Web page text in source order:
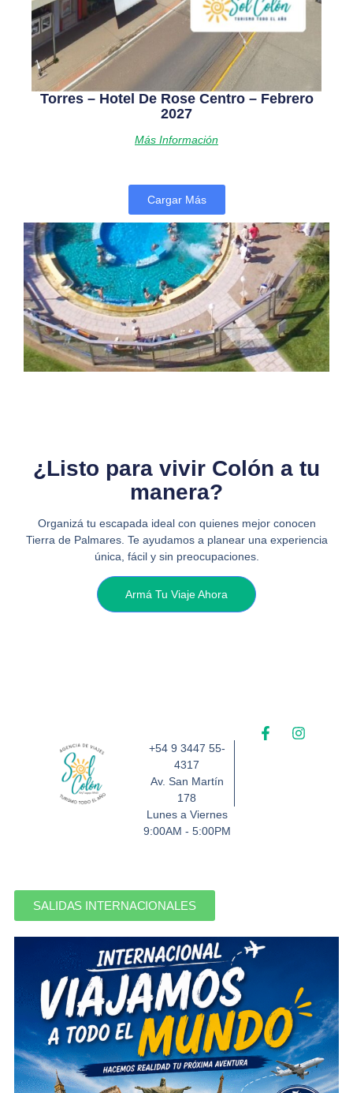
Torres – Hotel De Rose Centro – Febrero
2027
Más Información
Cargar Más
¿Listo para vivir Colón a tu
manera?
Organizá tu escapada ideal con quienes mejor conocen
Tierra de Palmares. Te ayudamos a planear una experiencia
única, fácil y sin preocupaciones.
Armá Tu Viaje Ahora
+54 9 3447 55-
4317
Av. San Martín
178
Lunes a Viernes
9:00AM - 5:00PM
SALIDAS INTERNACIONALES